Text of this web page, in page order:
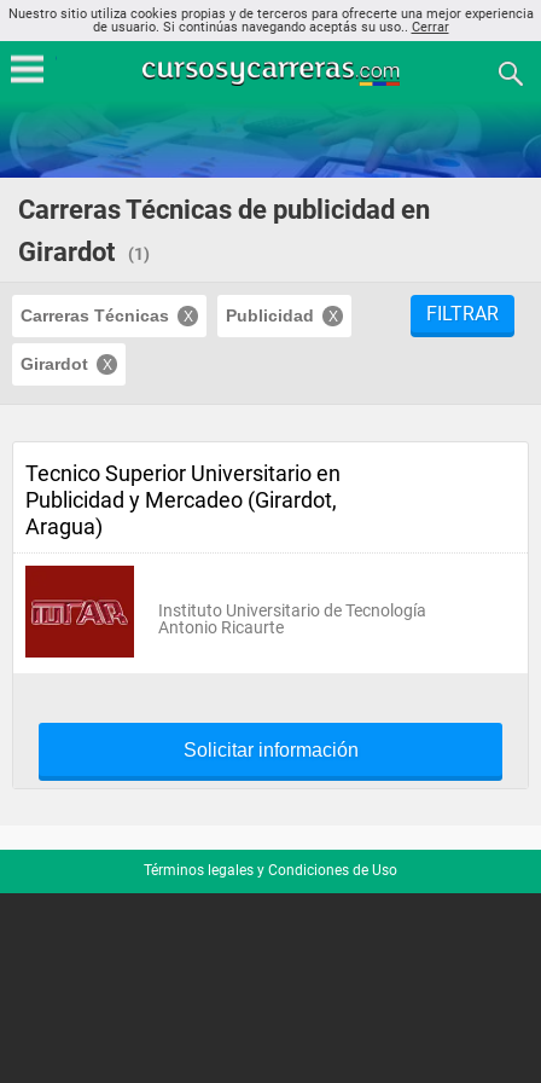
Nuestro sitio utiliza cookies propias y de terceros para ofrecerte una mejor experiencia
de usuario. Si continúas navegando aceptás su uso.. Cerrar
Carreras Técnicas de publicidad en
Girardot
(1)
Carreras Técnicas Publicidad
Girardot
FILTRAR
Tecnico Superior Universitario en
Publicidad y Mercadeo (Girardot,
Aragua)
Instituto Universitario de Tecnología
Antonio Ricaurte
Solicitar información
Términos legales y Condiciones de Uso